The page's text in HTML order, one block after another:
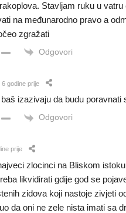
Stavljam ruku u
na međunarodno pravo a
zgražati
Odgovori
6 godine prije
izazivaju da budu poravnati
Odgovori
prije
zlocinci na Bliskom
likvidirati gdije god se
zidova koji nastoje zivjeti
da oni ne zele nista imati sa